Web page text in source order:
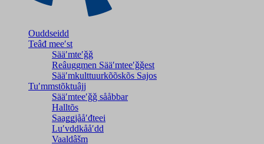
Ouddseidd
Teâđ meeʹst
Sääʹmteʹǧǧ
Reâuggmen Sääʹmteeʹǧǧest
Sääʹmkulttuurkõõskõs Sajos
Tuʹmmstõktuâjj
Sääʹmteeʹǧǧ sååbbar
Halltõs
Saaǥǥjååʹđteei
Luʹvddkååʹdd
Vaaldâšm